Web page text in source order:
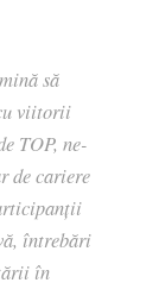
să
viitorii
TOP, ne-
de cariere
întrebări
în